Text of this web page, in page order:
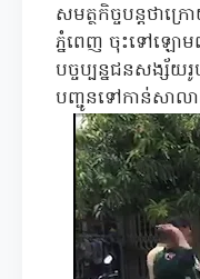
សមត្ថកិច្ចបន្តថាក្
ភ្នំពេញ ចុះទៅឡោមព័
បច្ចប្បន្នជនសង្ស័យ
បញ្ជូនទៅកាន់សាលា